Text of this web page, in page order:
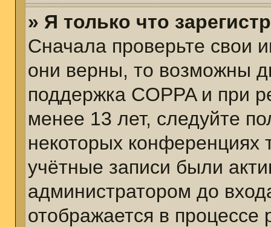
» Я только что
Сначала проверьте свои
они верны, то возможны
поддержка COPPA и при
менее 13 лет, следуйте
некоторых конференциях
учётные записи были
администратором до
отображается в